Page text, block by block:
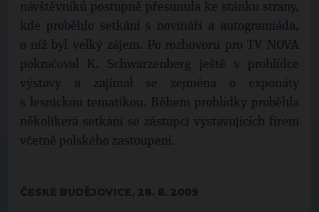
návštěvníků postupně přesunula ke stánku strany,
kde proběhlo setkání s novináři a autogramiáda,
o níž byl velký zájem. Po rozhovoru pro TV NOVA
pokračoval K. Schwarzenberg ještě v prohlídce
výstavy a zajímal se zejména o exponáty
s lesnickou tematikou. Během prohlídky proběhla
několikerá setkání se zástupci vystavujících firem
včetně polského zastoupení.
ČESKÉ BUDĚJOVICE, 28. 8. 2009